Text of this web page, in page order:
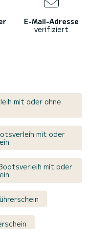
E-Mail-Adresse
verifiziert
mit oder ohne
mit oder
mit oder